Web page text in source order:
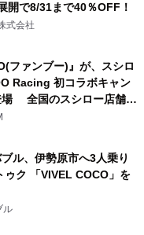
開で8/31まで40％OFF！
式会社
ファンブー)』が、スシロ
Racing 初コラボキャン
場 全国のスシロー店舗で
FUNBOO(ミニカー)付き
開されます
ル、伊勢原市へ3人乗り
ゥク 「VIVEL COCO」を
ル